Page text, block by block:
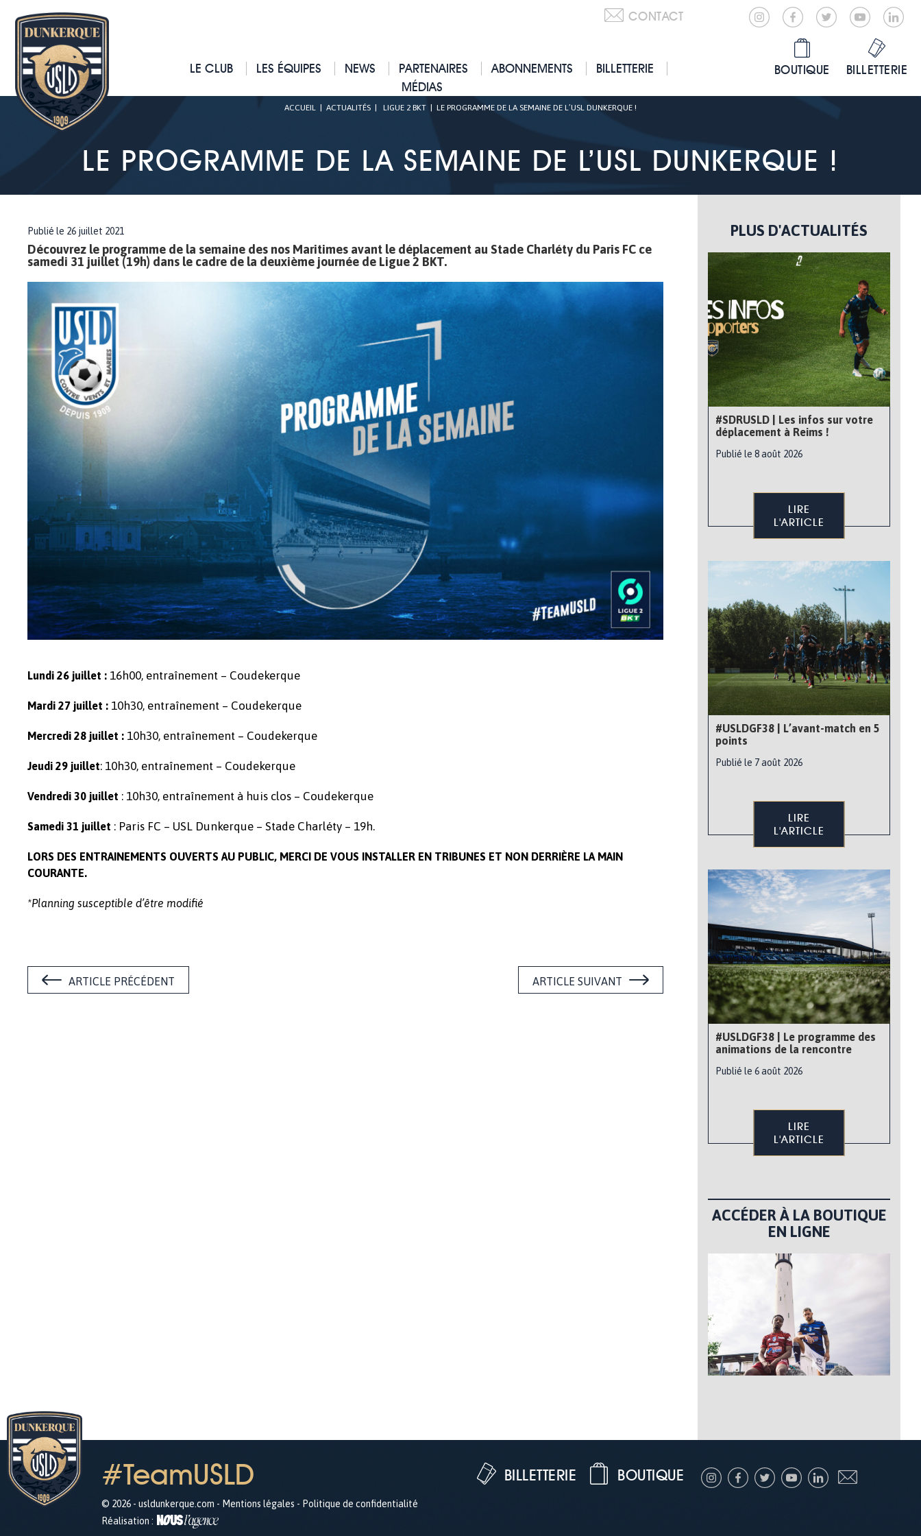
CONTACT
LE CLUB LES ÉQUIPES NEWS PARTENAIRES ABONNEMENTS
BILLETTERIE
MÉDIAS
BOUTIQUE BILLETTERIE
ACCUEIL ACTUALITÉS LIGUE 2 BKT LE PROGRAMME DE LA SEMAINE DE L’USL DUNKERQUE !
LE PROGRAMME DE LA SEMAINE DE L’USL DUNKERQUE !
Publié le 26 juillet 2021
Découvrez le programme de la semaine des nos Maritimes avant le déplacement au Stade Charléty du Paris FC ce
samedi 31 juillet (19h) dans le cadre de la deuxième journée de Ligue 2 BKT.
Lundi 26 juillet : 16h00, entraînement – Coudekerque
Mardi 27 juillet : 10h30, entraînement – Coudekerque
Mercredi 28 juillet : 10h30, entraînement – Coudekerque
Jeudi 29 juillet: 10h30, entraînement – Coudekerque
Vendredi 30 juillet : 10h30, entraînement à huis clos – Coudekerque
Samedi 31 juillet : Paris FC – USL Dunkerque – Stade Charléty – 19h.
LORS DES ENTRAINEMENTS OUVERTS AU PUBLIC, MERCI DE VOUS INSTALLER EN TRIBUNES ET NON DERRIÈRE LA MAIN
COURANTE.
*Planning susceptible d’être modifié
ARTICLE PRÉCÉDENT ARTICLE SUIVANT
PLUS D'ACTUALITÉS
#SDRUSLD | Les infos sur votre
déplacement à Reims !
Publié le 8 août 2026
LIRE
L'ARTICLE
#USLDGF38 | L’avant-match en 5
points
Publié le 7 août 2026
LIRE
L'ARTICLE
#USLDGF38 | Le programme des
animations de la rencontre
Publié le 6 août 2026
LIRE
L'ARTICLE
ACCÉDER À LA BOUTIQUE
EN LIGNE
#TeamUSLD
© 2026 - usldunkerque.com - Mentions légales - Politique de confidentialité
Réalisation :
BOUTIQUE
BILLETTERIE